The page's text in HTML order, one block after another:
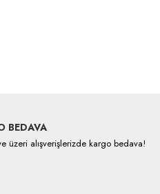
BEDAVA
üzeri alışverişlerizde kargo bedava!